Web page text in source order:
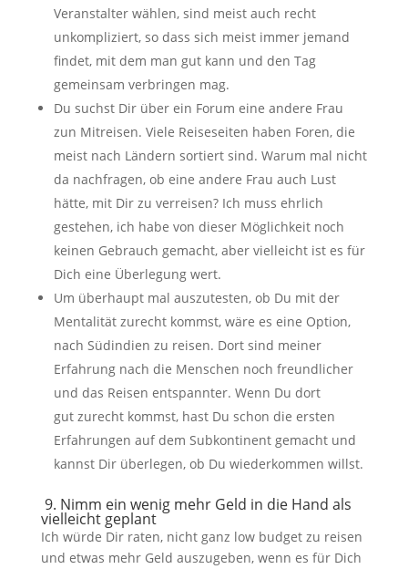
Veranstalter wählen, sind meist auch recht
unkompliziert, so dass sich meist immer jemand
findet, mit dem man gut kann und den Tag
gemeinsam verbringen mag.
Du suchst Dir über ein Forum eine andere Frau
zun Mitreisen. Viele Reiseseiten haben Foren, die
meist nach Ländern sortiert sind. Warum mal nicht
da nachfragen, ob eine andere Frau auch Lust
hätte, mit Dir zu verreisen? Ich muss ehrlich
gestehen, ich habe von dieser Möglichkeit noch
keinen Gebrauch gemacht, aber vielleicht ist es für
Dich eine Überlegung wert.
Um überhaupt mal auszutesten, ob Du mit der
Mentalität zurecht kommst, wäre es eine Option,
nach Südindien zu reisen. Dort sind meiner
Erfahrung nach die Menschen noch freundlicher
und das Reisen entspannter. Wenn Du dort
gut zurecht kommst, hast Du schon die ersten
Erfahrungen auf dem Subkontinent gemacht und
kannst Dir überlegen, ob Du wiederkommen willst.
9. Nimm ein wenig mehr Geld in die Hand als
vielleicht geplant
Ich würde Dir raten, nicht ganz low budget zu reisen
und etwas mehr Geld auszugeben, wenn es für Dich